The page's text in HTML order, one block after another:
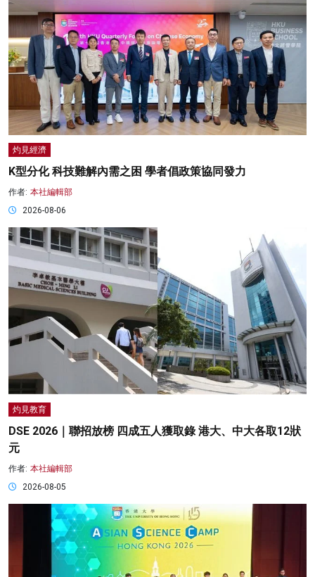
灼見經濟
K型分化 科技難解內需之困 學者倡政策協同發力
作者: 本社編輯部
2026-08-06
灼見教育
DSE 2026｜聯招放榜 四成五人獲取錄 港大、中大各取12狀
元
作者: 本社編輯部
2026-08-05